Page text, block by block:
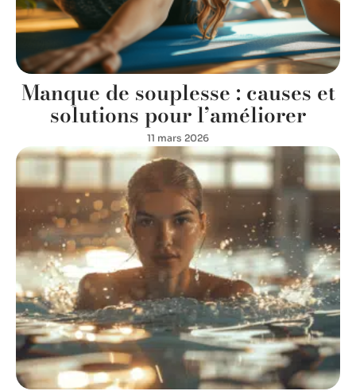
Manque de souplesse : causes et
solutions pour l’améliorer
11 mars 2026